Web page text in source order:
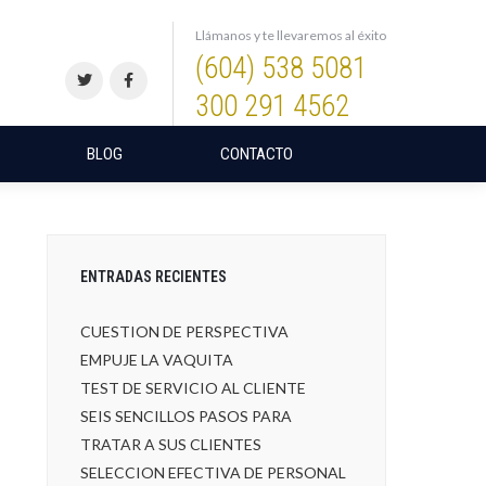
Llámanos y te llevaremos al éxito
(604) 538 5081
300 291 4562
BLOG CONTACTO
ENTRADAS RECIENTES
CUESTION DE PERSPECTIVA
EMPUJE LA VAQUITA
TEST DE SERVICIO AL CLIENTE
SEIS SENCILLOS PASOS PARA
TRATAR A SUS CLIENTES
SELECCION EFECTIVA DE PERSONAL